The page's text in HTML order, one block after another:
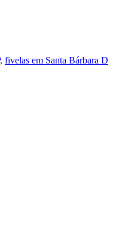
, fivelas em Santa Bárbara D